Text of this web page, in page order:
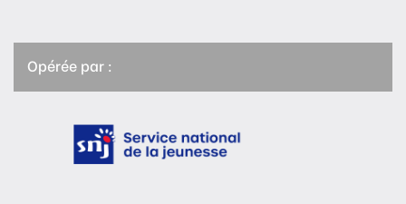
Opérée par :